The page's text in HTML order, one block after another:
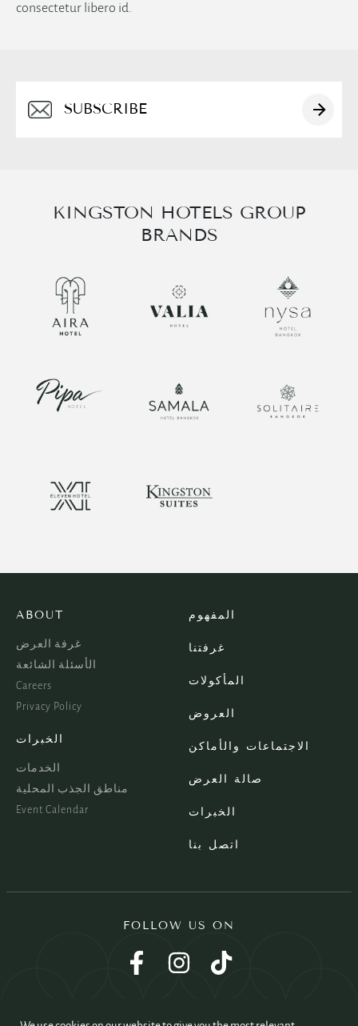
English
한국어
العربية
consectetur libero id.
Alternative:
KINGSTON HOTELS GROUP
BRANDS
ABOUT
غرفة العرض
الأسئلة الشائعة
Careers
Privacy Policy
الخبرات
الخدمات
مناطق الجذب المحلية
Event Calendar
المفهوم
غرفتنا
المأكولات
العروض
الاجتماعات والأماكن
صالة العرض
الخبرات
اتصل بنا
FOLLOW US ON